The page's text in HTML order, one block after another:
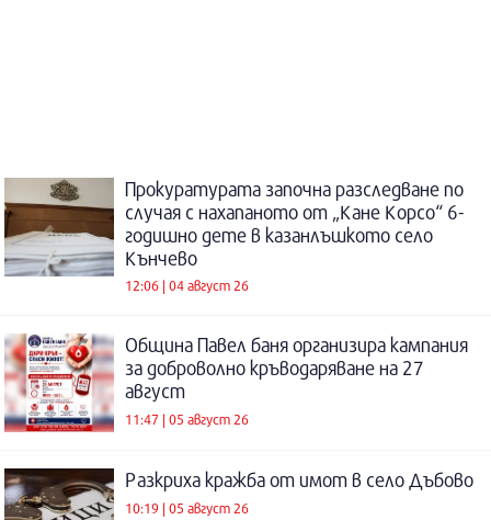
Прокуратурата започна разследване по
случая с нахапаното от „Кане Корсо“ 6-
годишно дете в казанлъшкото село
Кънчево
12:06 | 04 август 26
Община Павел баня организира кампания
за доброволно кръводаряване на 27
август
11:47 | 05 август 26
Разкриха кражба от имот в село Дъбово
10:19 | 05 август 26